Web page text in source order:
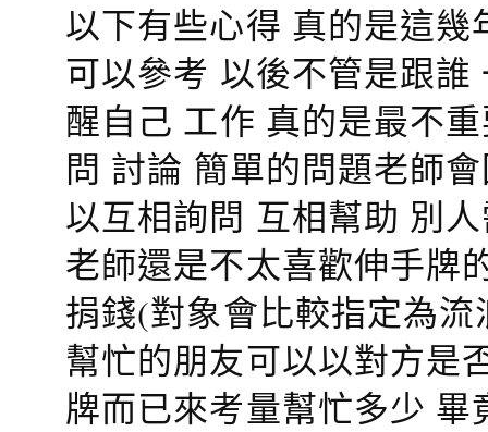
以下有些心得 真的是這
可以參考 以後不管是跟
醒自己 工作 真的是最不
問 討論 簡單的問題老師
以互相詢問 互相幫助 別
老師還是不太喜歡伸手牌
捐錢(對象會比較指定為
幫忙的朋友可以以對方是
牌而已來考量幫忙多少